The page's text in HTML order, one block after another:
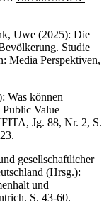
Uwe (2025): Die
Studie
Media Perspektiven,
Was können
Public Value
Jg. 88, Nr. 2, S.
.
gesellschaftlicher
(Hrsg.):
und
S. 43-60.